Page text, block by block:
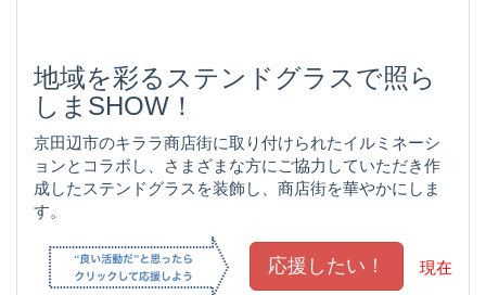
地域を彩るステンドグラスで照ら
しまSHOW！
京田辺市のキララ商店街に取り付けられたイルミネーシ
ョンとコラボし、さまざまな方にご協力していただき作
成したステンドグラスを装飾し、商店街を華やかにしま
す。
現在